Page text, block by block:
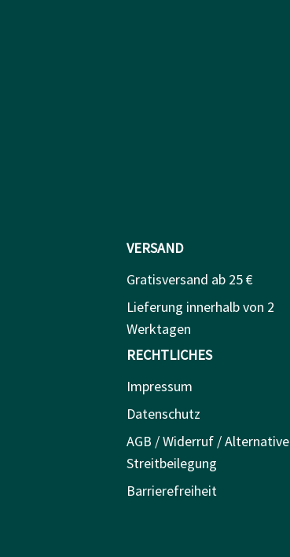
VERSAND
Gratisversand ab 25 €
Lieferung innerhalb von 2
Werktagen
RECHTLICHES
Impressum
Datenschutz
AGB / Widerruf / Alternative
Streitbeilegung
Barrierefreiheit